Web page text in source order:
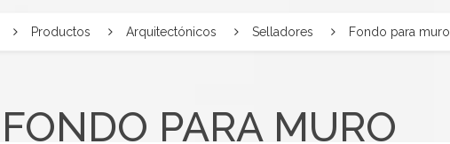
FONDO PARA MURO
Productos Arquitectónicos Selladores Fondo para muro